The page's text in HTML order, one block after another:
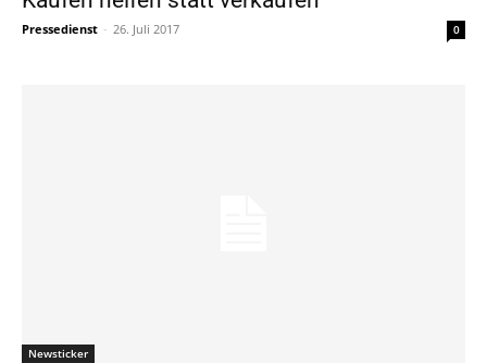
Pressedienst - 26. Juli 2017 0
Newsticker